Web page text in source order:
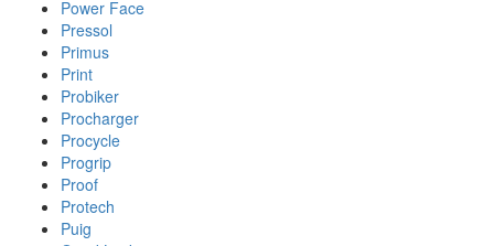
Power Face
Pressol
Primus
Print
Probiker
Procharger
Procycle
Progrip
Proof
Protech
Puig